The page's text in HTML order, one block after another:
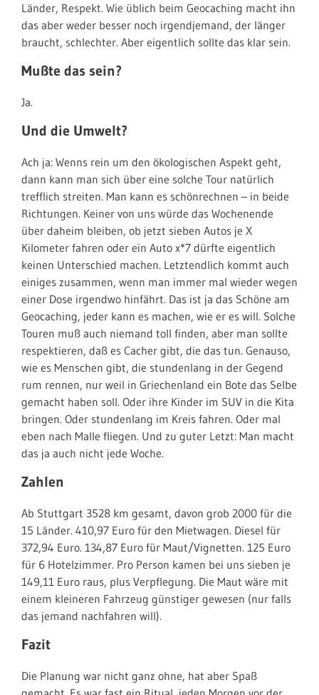
Länder, Respekt. Wie üblich beim Geocaching macht ihn
das aber weder besser noch irgendjemand, der länger
braucht, schlechter. Aber eigentlich sollte das klar sein.
Mußte das sein?
Ja.
Und die Umwelt?
Ach ja: Wenns rein um den ökologischen Aspekt geht,
dann kann man sich über eine solche Tour natürlich
trefflich streiten. Man kann es schönrechnen – in beide
Richtungen. Keiner von uns würde das Wochenende
über daheim bleiben, ob jetzt sieben Autos je X
Kilometer fahren oder ein Auto x*7 dürfte eigentlich
keinen Unterschied machen. Letztendlich kommt auch
einiges zusammen, wenn man immer mal wieder wegen
einer Dose irgendwo hinfährt. Das ist ja das Schöne am
Geocaching, jeder kann es machen, wie er es will. Solche
Touren muß auch niemand toll finden, aber man sollte
respektieren, daß es Cacher gibt, die das tun. Genauso,
wie es Menschen gibt, die stundenlang in der Gegend
rum rennen, nur weil in Griechenland ein Bote das Selbe
gemacht haben soll. Oder ihre Kinder im SUV in die Kita
bringen. Oder stundenlang im Kreis fahren. Oder mal
eben nach Malle fliegen. Und zu guter Letzt: Man macht
das ja auch nicht jede Woche.
Zahlen
Ab Stuttgart 3528 km gesamt, davon grob 2000 für die
15 Länder. 410,97 Euro für den Mietwagen. Diesel für
372,94 Euro. 134,87 Euro für Maut/Vignetten. 125 Euro
für 6 Hotelzimmer. Pro Person kamen bei uns sieben je
149,11 Euro raus, plus Verpflegung. Die Maut wäre mit
einem kleineren Fahrzeug günstiger gewesen (nur falls
das jemand nachfahren will).
Fazit
Die Planung war nicht ganz ohne, hat aber Spaß